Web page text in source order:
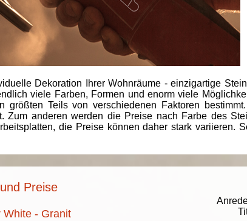
Dekoration Ihrer Wohnräume - einzigartige
viele Farben, Formen und enorm viele
größten Teils von verschiedenen Faktoren
Zum anderen werden die Preise nach Farbe des
die Preise können daher stark variieren.
Preise
White - Granit